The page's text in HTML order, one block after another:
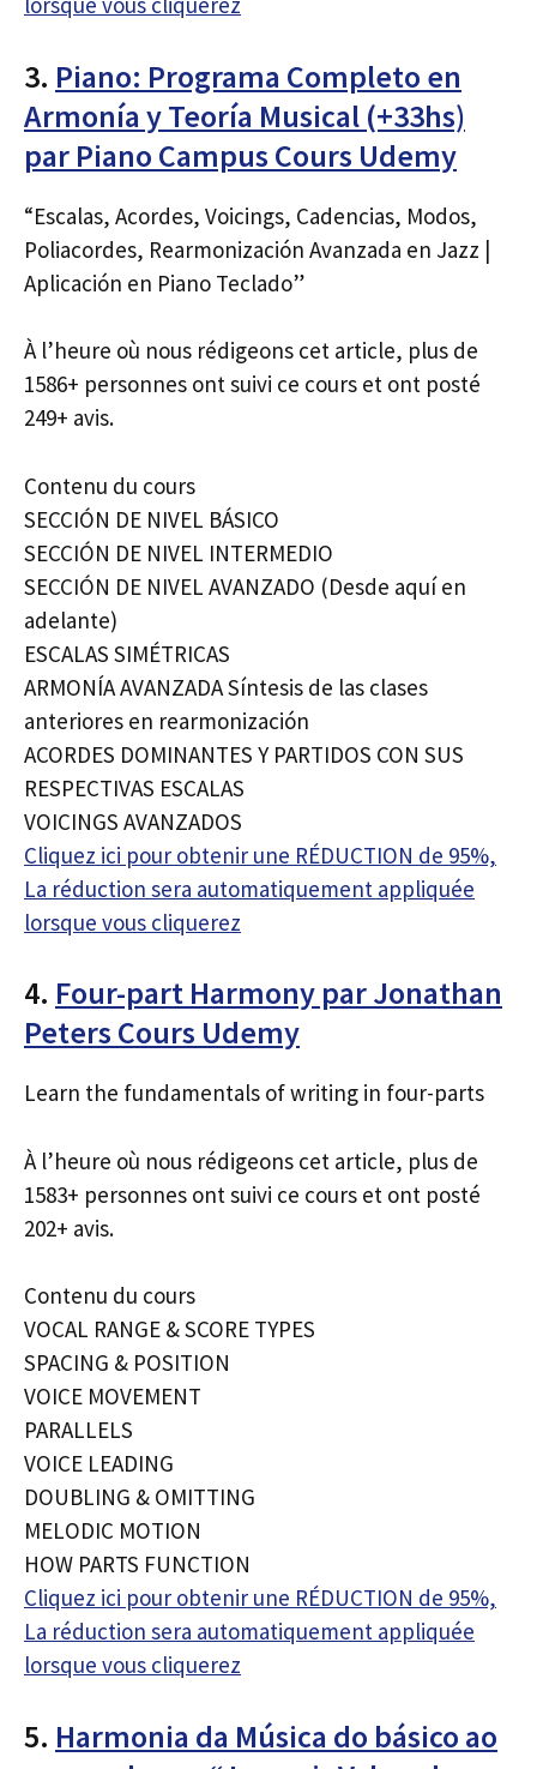
3. Piano: Programa Completo en
Armonía y Teoría Musical (+33hs)
par Piano Campus Cours Udemy
“Escalas, Acordes, Voicings, Cadencias, Modos,
Poliacordes, Rearmonización Avanzada en Jazz |
Aplicación en Piano Teclado”
À l’heure où nous rédigeons cet article, plus de
1586+ personnes ont suivi ce cours et ont posté
249+ avis.
Contenu du cours
SECCIÓN DE NIVEL BÁSICO
SECCIÓN DE NIVEL INTERMEDIO
SECCIÓN DE NIVEL AVANZADO (Desde aquí en
adelante)
ESCALAS SIMÉTRICAS
ARMONÍA AVANZADA Síntesis de las clases
anteriores en rearmonización
ACORDES DOMINANTES Y PARTIDOS CON SUS
RESPECTIVAS ESCALAS
VOICINGS AVANZADOS
Cliquez ici pour obtenir une RÉDUCTION de 95%,
La réduction sera automatiquement appliquée
lorsque vous cliquerez
4. Four-part Harmony par Jonathan
Peters Cours Udemy
Learn the fundamentals of writing in four-parts
À l’heure où nous rédigeons cet article, plus de
1583+ personnes ont suivi ce cours et ont posté
202+ avis.
Contenu du cours
VOCAL RANGE & SCORE TYPES
SPACING & POSITION
VOICE MOVEMENT
PARALLELS
VOICE LEADING
DOUBLING & OMITTING
MELODIC MOTION
HOW PARTS FUNCTION
Cliquez ici pour obtenir une RÉDUCTION de 95%,
La réduction sera automatiquement appliquée
lorsque vous cliquerez
5. Harmonia da Música do básico ao